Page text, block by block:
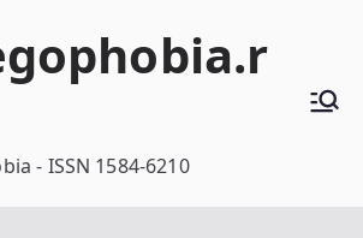
- ISSN 1584-6210